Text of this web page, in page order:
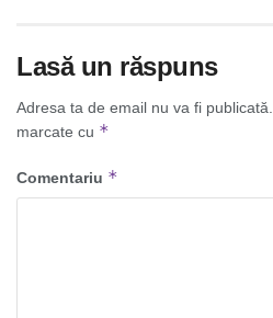
Lasă un răspuns
Adresa ta de email nu va fi publicată.
marcate cu *
Comentariu *